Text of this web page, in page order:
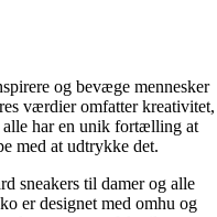
og bevæge mennesker
værdier omfatter kreativitet,
har en unik fortælling at
med at udtrykke det.
sneakers til damer og alle
er designet med omhu og